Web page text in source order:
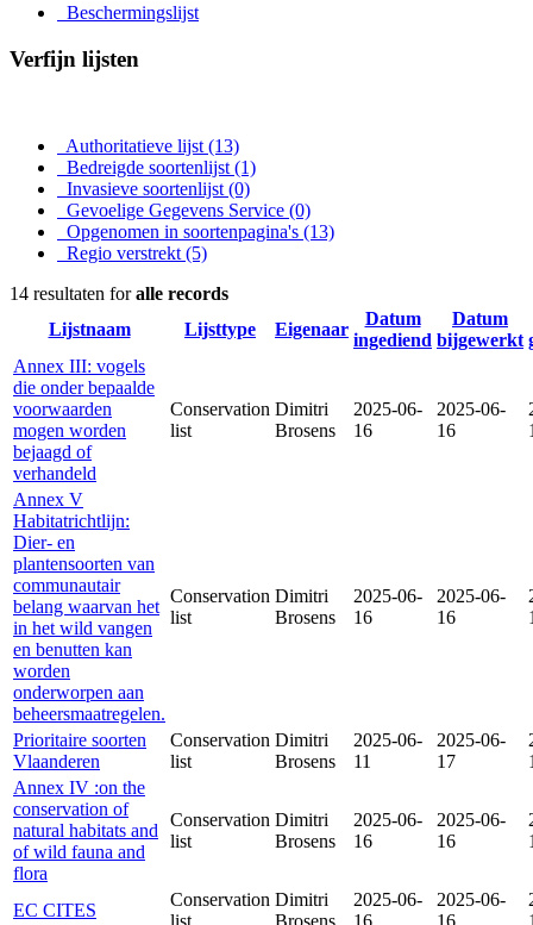
Beschermingslijst
Verfijn lijsten
Authoritatieve lijst (13)
Bedreigde soortenlijst (1)
Invasieve soortenlijst (0)
Gevoelige Gegevens Service (0)
Opgenomen in soortenpagina's (13)
Regio verstrekt (5)
14 resultaten foralle records
Lijstnaam
Lijsttype Eigenaar
Datum
ingediend
Datum
bijgewerkt
Annex III: vogels
die onder bepaalde
voorwaarden
mogen worden
bejaagd of
verhandeld
Conservation
list
Dimitri
Brosens
2025-06-
16
2025-06-
16
Annex V
Habitatrichtlijn:
Dier- en
plantensoorten van
communautair
belang waarvan het
in het wild vangen
en benutten kan
worden
onderworpen aan
beheersmaatregelen.
Conservation
list
Dimitri
Brosens
2025-06-
16
2025-06-
16
Prioritaire soorten
Vlaanderen
Conservation
list
Dimitri
Brosens
2025-06-
11
2025-06-
17
Annex IV :on the
conservation of
natural habitats and
of wild fauna and
flora
Conservation
list
Dimitri
Brosens
2025-06-
16
2025-06-
16
EC CITES
Conservation
list
Dimitri
Brosens
2025-06-
16
2025-06-
16